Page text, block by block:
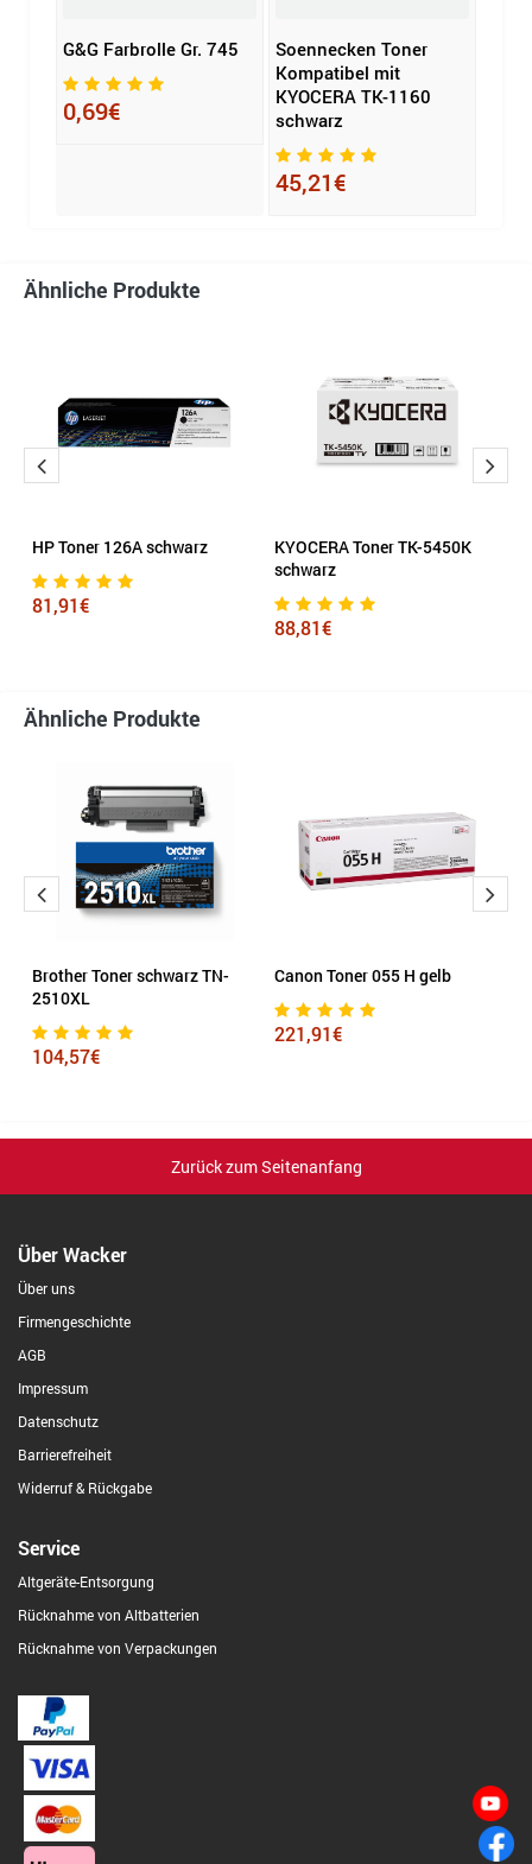
G&G Farbrolle Gr. 745
0,69€
Soennecken Toner
Kompatibel mit
KYOCERA TK-1160
schwarz
45,21€
Ähnliche Produkte
HP Toner 126A schwarz
81,91€
KYOCERA Toner TK-5450K
schwarz
88,81€
Ähnliche Produkte
Brother Toner schwarz TN-
2510XL
104,57€
Canon Toner 055 H gelb
221,91€
Zurück zum Seitenanfang
Über Wacker
Über uns
Firmengeschichte
AGB
Impressum
Datenschutz
Barrierefreiheit
Widerruf & Rückgabe
Service
Altgeräte-Entsorgung
Rücknahme von Altbatterien
Rücknahme von Verpackungen